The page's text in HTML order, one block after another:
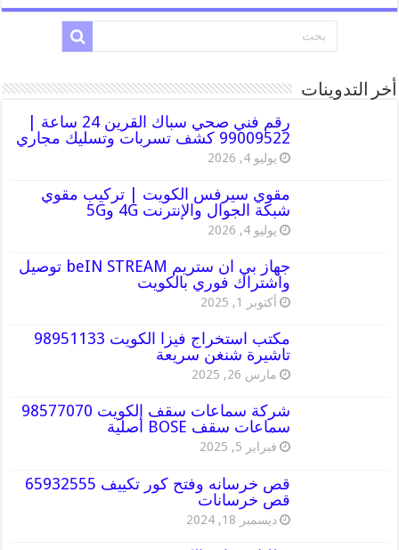
أخر التدوينات
رقم فني صحي سباك القرين 24 ساعة |
99009522 كشف تسربات وتسليك مجاري
يوليو 4, 2026
مقوي سيرفس الكويت | تركيب مقوي
شبكة الجوال والإنترنت 4G و5G
يوليو 4, 2026
جهاز بي ان ستريم beIN STREAM توصيل
واشتراك فوري بالكويت
أكتوبر 1, 2025
مكتب استخراج فيزا الكويت 98951133
تاشيرة شنغن سريعة
مارس 26, 2025
شركة سماعات سقف الكويت 98577070
سماعات سقف BOSE أصلية
فبراير 5, 2025
قص خرسانه وفتح كور تكييف 65932555
قص خرسانات
ديسمبر 18, 2024